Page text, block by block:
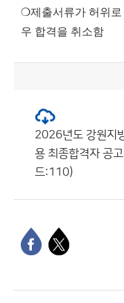
❍제출서류가 허위로
우 합격을 취소함
2026년도 강원지
용 최종합격자 공
드:110)